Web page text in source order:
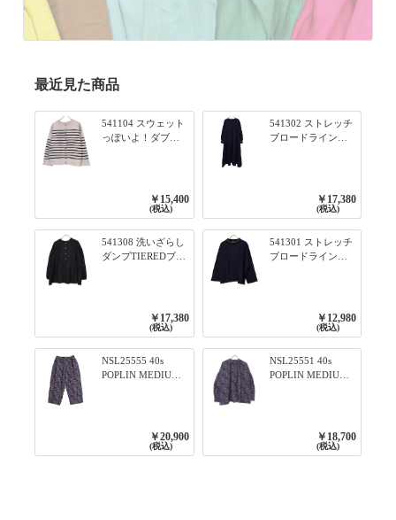
最近見た商品
541104 スウェット
っぽいよ！ダブル
プルオーバー 101オ
フベージュ×ネイビ
￥15,400
(税込)
541302 ストレッチ
ブロードライン入
ワンピース 79ネイ
￥17,380
(税込)
541308 洗いざらし
ダンプTIEREDブシ
￥17,380
(税込)
541301 ストレッチ
ブロードライン入
リブプルオーバー
79ネイビー
￥12,980
(税込)
NSL25555 40s
POPLIN MEDIUM
￥20,900
(税込)
NSL25551 40s
POPLIN MEDIUM
3800NAVY BASE
￥18,700
(税込)